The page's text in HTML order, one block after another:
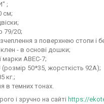
;
см;
79/20;
з поверхнею стопи і
- в основі дошки;
марки АВЕС-7;
(розмір 50*35, жорсткість 92А);
кг.;
в темних тонах.
і зручно на сайті https://